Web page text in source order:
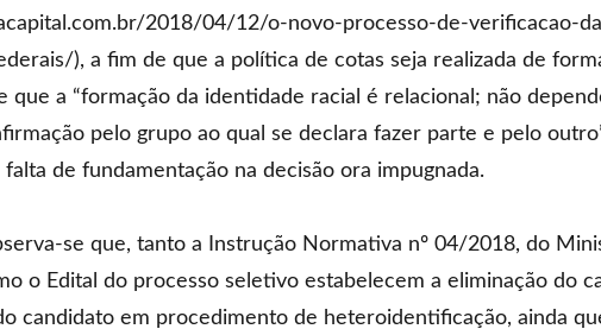
2018/04/12/o-novo-processo-de-verificacao-
), a fim de que a política de cotas seja realizada de
a “formação da identidade racial é relacional; não
pelo grupo ao qual se declara fazer parte e pelo
de fundamentação na decisão ora impugnada.
se que, tanto a Instrução Normativa nº 04/2018, do
o Edital do processo seletivo estabelecem a eliminação do
candidato em procedimento de heteroidentificação, ainda